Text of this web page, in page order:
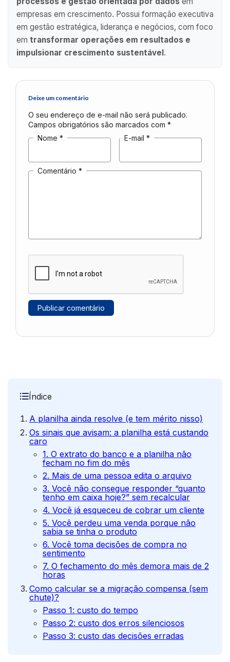
empresas em crescimento. Possui formação executiva
em gestão estratégica, liderança e negócios, com foco
em transformar operações em resultados e
impulsionar crescimento sustentável.
Deixe um comentário
O seu endereço de e-mail não será publicado.
Campos obrigatórios são marcados com *
Nome * E-mail *
Comentário *
Índice
A planilha ainda resolve (e tem mérito nisso)
Os sinais que avisam: a planilha está custando
caro
1. O extrato do banco e a planilha não
fecham no fim do mês
2. Mais de uma pessoa edita o arquivo
3. Você não consegue responder “quanto
tenho em caixa hoje?” sem recalcular
4. Você já esqueceu de cobrar um cliente
5. Você perdeu uma venda porque não
sabia se tinha o produto
6. Você toma decisões de compra no
sentimento
7. O fechamento do mês demora mais de 2
horas
Como calcular se a migração compensa (sem
chute)?
Passo 1: custo do tempo
Passo 2: custo dos erros silenciosos
Passo 3: custo das decisões erradas